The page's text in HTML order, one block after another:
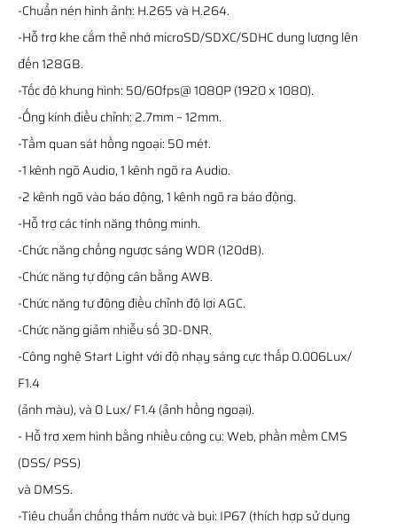
-Chuẩn nén hình ảnh: H.265 và H.264.
-Hỗ trợ khe cắm thẻ nhớ microSD/SDXC/SDHC dung lượng lên
đến 128GB.
-Tốc độ khung hình: 50/60fps@ 1080P (1920 x 1080).
-Ống kính điều chỉnh: 2.7mm ~ 12mm.
-Tầm quan sát hồng ngoại: 50 mét.
-1 kênh ngõ Audio, 1 kênh ngõ ra Audio.
-2 kênh ngõ vào báo động, 1 kênh ngõ ra báo động.
-Hỗ trợ các tính năng thông minh.
-Chức năng chống ngược sáng WDR (120dB).
-Chức năng tự động cân bằng AWB.
-Chức năng tự động điều chỉnh độ lợi AGC.
-Chức năng giảm nhiễu số 3D-DNR.
-Công nghệ Start Light với độ nhạy sáng cực thấp 0.006Lux/
F1.4
(ảnh màu), và 0 Lux/ F1.4 (ảnh hồng ngoại).
- Hỗ trợ xem hình bằng nhiều công cụ: Web, phần mềm CMS
(DSS/ PSS)
và DMSS.
-Tiêu chuẩn chống thấm nước và bụi: IP67 (thích hợp sử dụng